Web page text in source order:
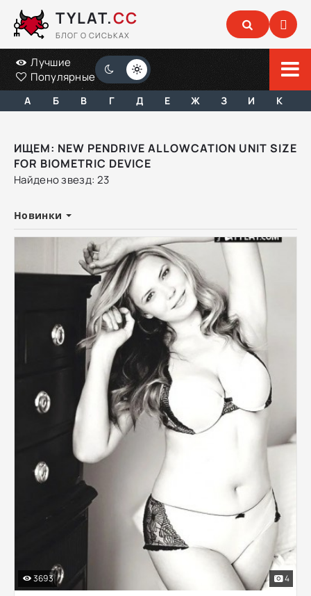
TYLAT.CC
БЛОГ О СИСЬКАХ
Лучшие
Популярные
А Б В Г Д Е Ж З И К
ИЩЕМ: NEW PENDRIVE ALLOWCATION UNIT SIZE
FOR BIOMETRIC DEVICE
Найдено звезд: 23
Новинки
3693 4